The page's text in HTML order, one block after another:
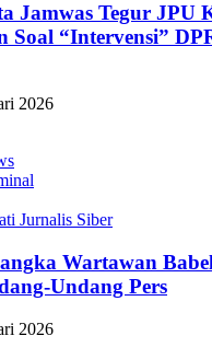
Jamwas Tegur JPU
Soal “Intervensi”
2026
Jurnalis Siber
Wartawan
Undang Pers
2026